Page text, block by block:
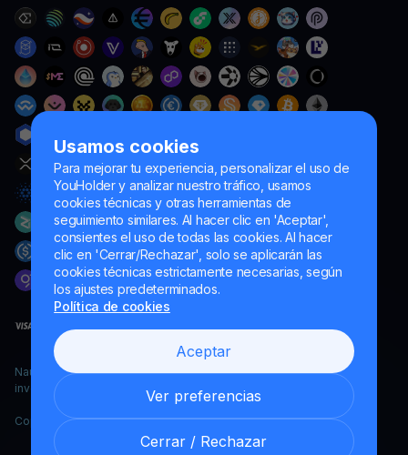
Usamos cookies
Para mejorar tu experiencia, personalizar el uso de
YouHolder y analizar nuestro tráfico, usamos
cookies técnicas y otras herramientas de
seguimiento similares. Al hacer clic en 'Aceptar',
consientes el uso de todas las cookies. Al hacer
clic en 'Cerrar/Rechazar', solo se aplicarán las
cookies técnicas estrictamente necesarias, según
los ajustes predeterminados.
Política de cookies
Aceptar
Ver preferencias
Cerrar / Rechazar
Naumard LTD. – únicamente para fines de desarrollo informático,
investigación y marketing
Copyright YouHodler, 2026.